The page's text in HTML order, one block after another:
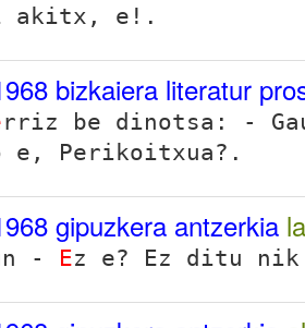
e!.
bizkaiera literatur
rriz be dinotsa: -
e, Perikoitxua?.
gipuzkera antzerkia
- Ez e? Ez ditu nik